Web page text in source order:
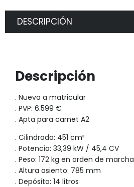
DESCRIPCIÓN
Descripción
. Nueva a matricular
. PVP: 6.599 €
. Apta para carnet A2
. Cilindrada: 451 cm³
. Potencia: 33,39 kW / 45,4 CV
. Peso: 172 kg en orden de marcha
. Altura asiento: 785 mm
. Depósito: 14 litros